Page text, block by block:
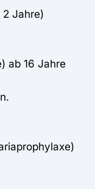
2 Jahre)
ab 16 Jahre